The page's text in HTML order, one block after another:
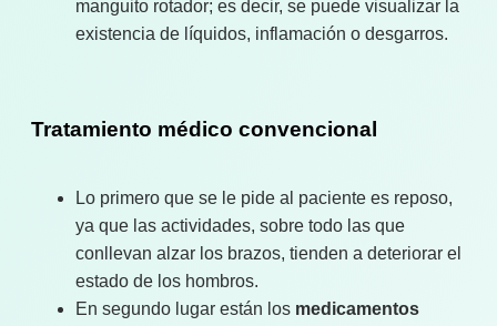
manguito rotador; es decir, se puede visualizar la
existencia de líquidos, inflamación o desgarros.
Tratamiento médico convencional
Lo primero que se le pide al paciente es reposo,
ya que las actividades, sobre todo las que
conllevan alzar los brazos, tienden a deteriorar el
estado de los hombros.
En segundo lugar están los medicamentos